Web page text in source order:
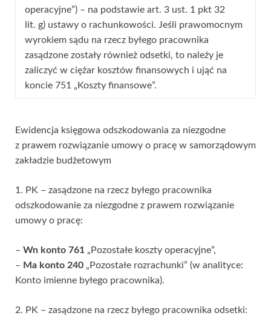
operacyjne”) – na podstawie art. 3 ust. 1 pkt 32
lit. g) ustawy o rachunkowości. Jeśli prawomocnym
wyrokiem sądu na rzecz byłego pracownika
zasądzone zostały również odsetki, to należy je
zaliczyć w ciężar kosztów finansowych i ująć na
koncie 751 „Koszty finansowe”.
Ewidencja księgowa odszkodowania za niezgodne
z prawem rozwiązanie umowy o pracę w samorządowym
zakładzie budżetowym
1. PK – zasądzone na rzecz byłego pracownika
odszkodowanie za niezgodne z prawem rozwiązanie
umowy o pracę:
– Wn konto 761 „Pozostałe koszty operacyjne”,
– Ma konto 240 „Pozostałe rozrachunki” (w analityce:
Konto imienne byłego pracownika).
2. PK – zasądzone na rzecz byłego pracownika odsetki: